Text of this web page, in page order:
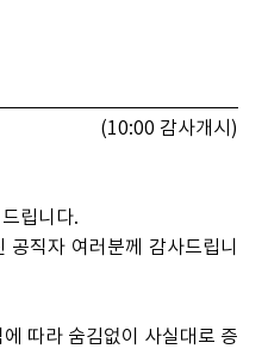
(10:00 감사개시)
립니다.
직자 여러분께 감사드립니
따라 숨김없이 사실대로 증